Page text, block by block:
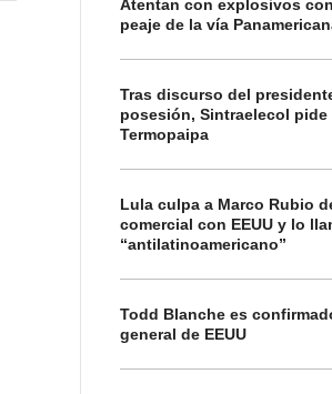
Atentan con explosivos
peaje de la vía
Tras discurso del
posesión, Sintraelecol pide
Termopaipa
Lula culpa a Marco Rubio
comercial con EEUU y lo
“antilatinoamericano”
Todd Blanche es
general de EEUU